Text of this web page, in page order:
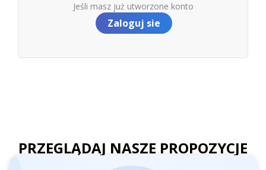
Jeśli masz już utworzone konto
Zaloguj sie
PRZEGLĄDAJ NASZE PROPOZYCJE